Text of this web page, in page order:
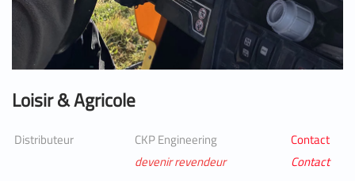
Loisir & Agricole
Distributeur CKP Engineering
Contact
devenir revendeur
Contact